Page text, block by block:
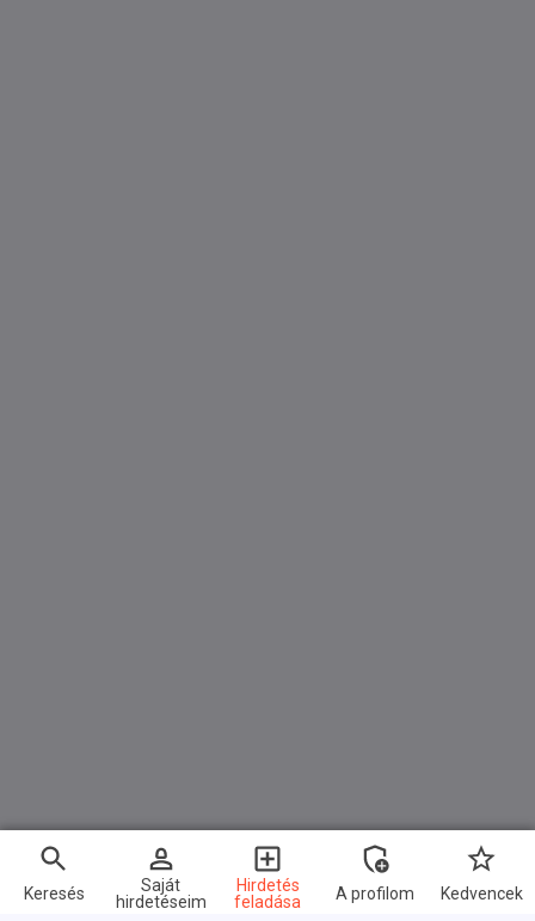
Keresés
Saját
hirdetéseim
Hirdetés
feladása
A profilom Kedvencek